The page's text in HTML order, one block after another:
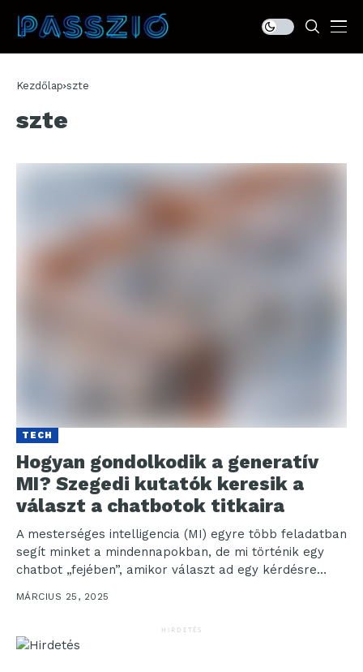
Kezdőlap szte
szte
TECH
Hogyan gondolkodik a generatív
MI? Szegedi kutatók keresik a
választ a chatbotok titkaira
A mesterséges intelligencia (MI) egyre több feladatban
segít minket a mindennapokban, de mi történik egy
chatbot „fejében”, amikor választ ad egy kérdésre
vagy...
MÁRCIUS 25, 2025
HIRDETÉS